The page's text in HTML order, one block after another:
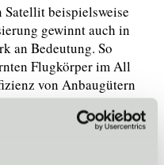
Satellit beispielsweise
gewinnt auch in
an Bedeutung. So
Flugkörper im All
von Anbaugütern